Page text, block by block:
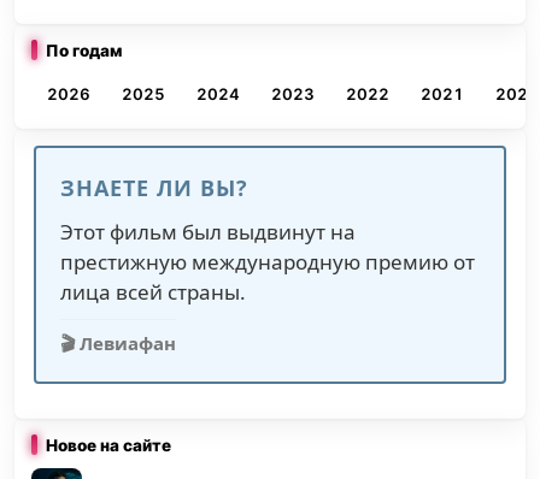
По годам
2026 2025 2024 2023 2022 2021 2020
ЗНАЕТЕ ЛИ ВЫ?
Этот фильм был выдвинут на
престижную международную премию от
лица всей страны.
🎬 Левиафан
Новое на сайте